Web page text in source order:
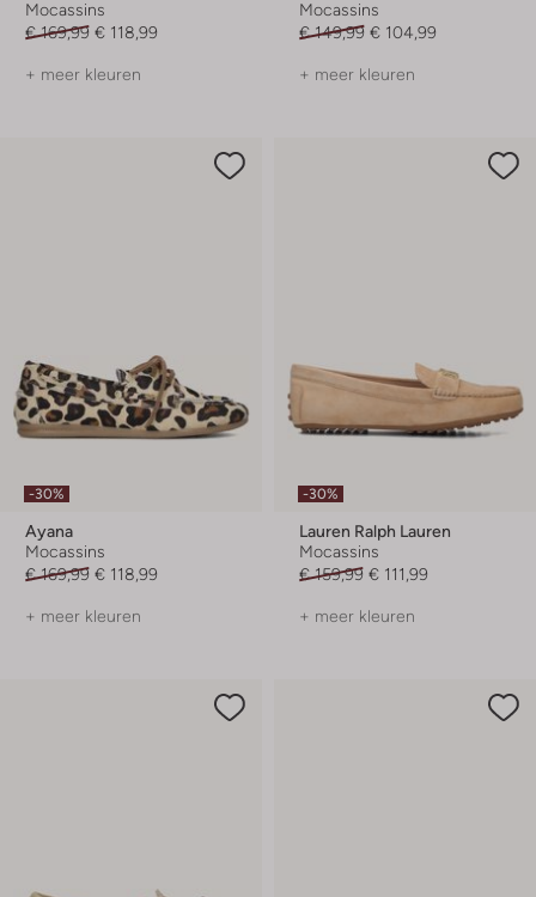
Mocassins
€ 169,99 € 118,99
+ meer kleuren
Mocassins
€ 149,99 € 104,99
+ meer kleuren
-30%
Ayana
Mocassins
€ 169,99 € 118,99
+ meer kleuren
-30%
Lauren Ralph Lauren
Mocassins
€ 159,99 € 111,99
+ meer kleuren